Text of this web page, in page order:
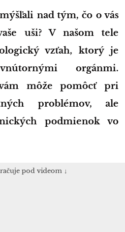
uši? V našom tele
vzťah, ktorý je
orgánmi.
môže pomôcť pri
problémov, ale
podmienok vo
pod videom ↓